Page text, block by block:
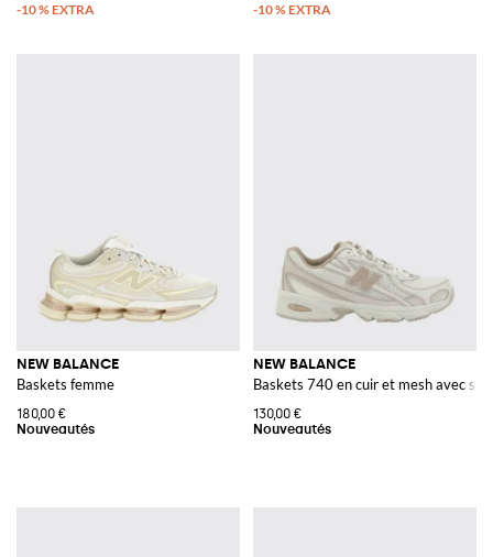
NEW BALANCE
Baskets femme
180,00 €
NEW BALANCE
Baskets 740 en cuir et mesh avec
130,00 €